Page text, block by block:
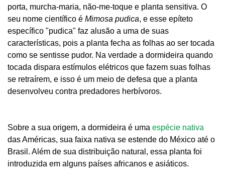
porta, murcha-maria, não-me-toque e planta sensitiva. O
seu nome científico é Mimosa pudica, e esse epíteto
específico "pudica" faz alusão a uma de suas
características, pois a planta fecha as folhas ao ser tocada
como se sentisse pudor. Na verdade a dormideira quando
tocada dispara estímulos elétricos que fazem suas folhas
se retraírem, e isso é um meio de defesa que a planta
desenvolveu contra predadores herbívoros.
Sobre a sua origem, a dormideira é uma espécie nativa
das Américas, sua faixa nativa se estende do México até o
Brasil. Além de sua distribuição natural, essa planta foi
introduzida em alguns países africanos e asiáticos.